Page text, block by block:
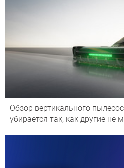
Обзор вертикального
убирается так, как другие не